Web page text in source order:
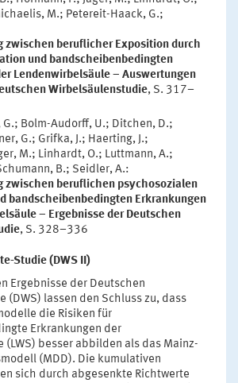
M.; Petereit-Haack, G.;
zwischen beruflicher Exposition durch
und bandscheibenbedingten
Lendenwirbelsäule – Auswertungen
Wirbelsäulenstudie, S. 317–
Bolm-Audorff, U.; Ditchen, D.;
G.; Grifka, J.; Haerting, J.;
M.; Linhardt, O.; Luttmann, A.;
B.; Seidler, A.:
zwischen beruflichen psychosozialen
bandscheibenbedingten Erkrankungen
– Ergebnisse der Deutschen
, S. 328–336
Studie (DWS II)
Ergebnisse der Deutschen
(DWS) lassen den Schluss zu, dass
die Risiken für
Erkrankungen der
(LWS) besser abbilden als das Mainz-
(MDD). Die kumulativen
sich durch abgesenkte Richtwerte